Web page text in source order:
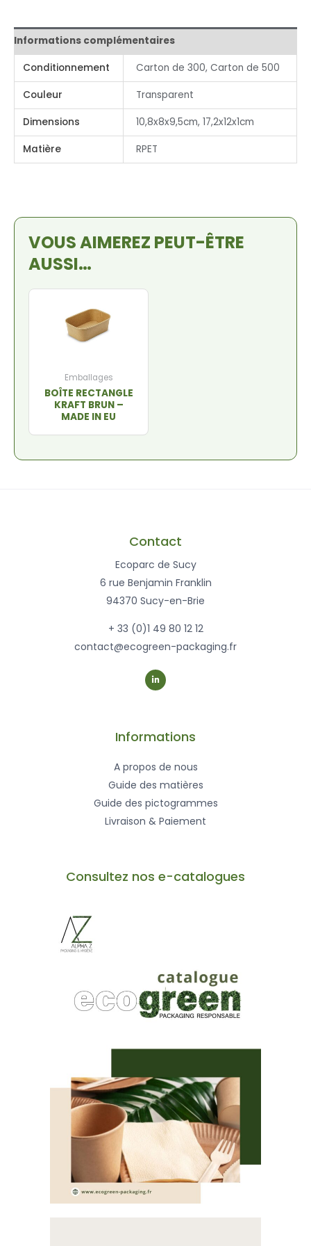
Informations complémentaires
Conditionnement Carton de 300, Carton de 500
Couleur Transparent
Dimensions 10,8x8x9,5cm, 17,2x12x1cm
Matière RPET
VOUS AIMEREZ PEUT-ÊTRE
AUSSI…
Emballages
BOÎTE RECTANGLE
KRAFT BRUN –
MADE IN EU
Contact
Ecoparc de Sucy
6 rue Benjamin Franklin
94370 Sucy-en-Brie
+ 33 (0)1 49 80 12 12
contact@ecogreen-packaging.fr
i
n
k
-
i
Informations
A propos de nous
Guide des matières
Guide des pictogrammes
Livraison & Paiement
Consultez nos e-catalogues